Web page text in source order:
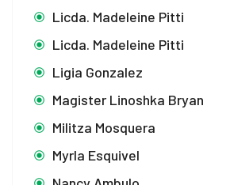
Licda. Madeleine Pitti
Licda. Madeleine Pitti
Ligia Gonzalez
Magister Linoshka Bryan
Militza Mosquera
Myrla Esquivel